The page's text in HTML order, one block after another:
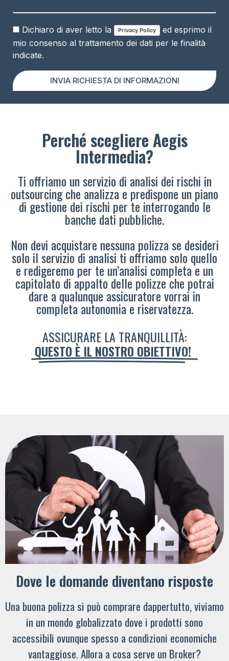
Dichiaro di aver letto la Privacy Policy
ed esprimo il
mio consenso al trattamento dei dati per le finalità
indicate.
INVIA RICHIESTA DI INFORMAZIONI
Perché scegliere Aegis
Intermedia?
Ti offriamo un servizio di analisi dei rischi in
outsourcing che analizza e predispone un piano
di gestione dei rischi per te interrogando le
banche dati pubbliche.
Non devi acquistare nessuna polizza se desideri
solo il servizio di analisi ti offriamo solo quello
e redigeremo per te un’analisi completa e un
capitolato di appalto delle polizze che potrai
dare a qualunque assicuratore vorrai in
completa autonomia e riservatezza.
ASSICURARE LA TRANQUILLITÀ:
QUESTO È IL NOSTRO OBIETTIVO!
Dove le domande diventano risposte
Una buona polizza si può comprare dappertutto, viviamo
in un mondo globalizzato dove i prodotti sono
accessibili ovunque spesso a condizioni economiche
vantaggiose. Allora a cosa serve un Broker?